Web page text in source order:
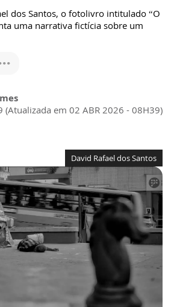
dos Santos, o fotolivro intitulado “O
uma narrativa fictícia sobre um
(Atualizada em 02 ABR 2026 - 08H39)
David Rafael dos Santos